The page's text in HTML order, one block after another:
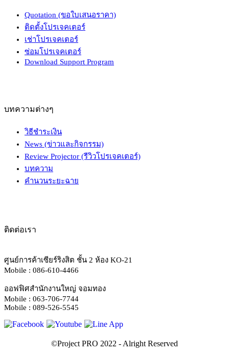
Quotation (ขอใบเสนอราคา)
ติดตั้งโปรเจคเตอร์
เช่าโปรเจคเตอร์
ซ่อมโปรเจคเตอร์
Download Support Program
บทความต่างๆ
วิธีชำระเงิน
News (ข่าวและกิจกรรม)
Review Projector (รีวิวโปรเจคเตอร์)
บทความ
คำนวนระยะฉาย
ติดต่อเรา
ศูนย์การค้าเซียร์ริงสิต ชั้น 2 ห้อง KO-21
Mobile : 086-610-4466
ออฟฟิศสำนักงานใหญ่ จอมทอง
Mobile : 063-706-7744
Mobile : 089-526-5545